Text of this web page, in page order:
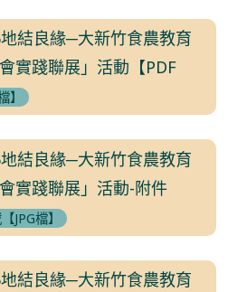
結良緣─大新竹食農教育
實踐聯展」活動【PDF
】
結良緣─大新竹食農教育
實踐聯展」活動-附件
JPG檔】
結良緣─大新竹食農教育